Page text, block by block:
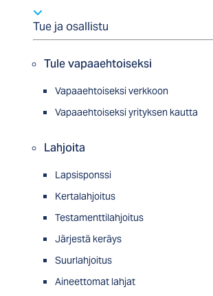
Tue ja osallistu
Tule vapaaehtoiseksi
Vapaaehtoiseksi verkkoon
Vapaaehtoiseksi yrityksen kautta
Lahjoita
Lapsisponssi
Kertalahjoitus
Testamenttilahjoitus
Järjestä keräys
Suurlahjoitus
Aineettomat lahjat